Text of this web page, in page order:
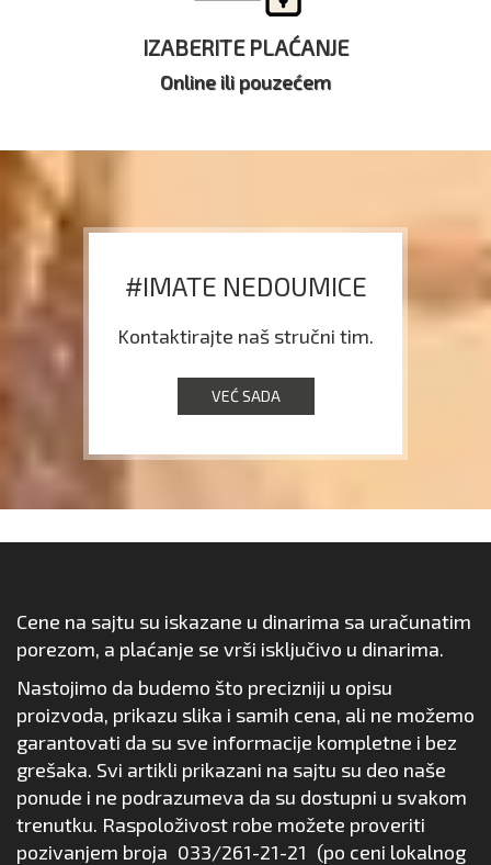
IZABERITE PLAĆANJE
Online ili pouzećem
#IMATE NEDOUMICE
Kontaktirajte naš stručni tim.
VEĆ SADA
Cene na sajtu su iskazane u dinarima sa uračunatim
porezom, a plaćanje se vrši isključivo u dinarima.
Nastojimo da budemo što precizniji u opisu
proizvoda, prikazu slika i samih cena, ali ne možemo
garantovati da su sve informacije kompletne i bez
grešaka. Svi artikli prikazani na sajtu su deo naše
ponude i ne podrazumeva da su dostupni u svakom
trenutku. Raspoloživost robe možete proveriti
pozivanjem broja 033/261-21-21 (po ceni lokalnog